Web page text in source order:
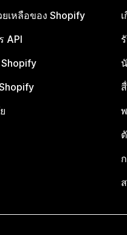
เหลือของ Shopify
API